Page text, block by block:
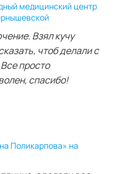
медицинский центр
Взял кучу
чтоб делали с
просто
спасибо!
Поликарпова» на